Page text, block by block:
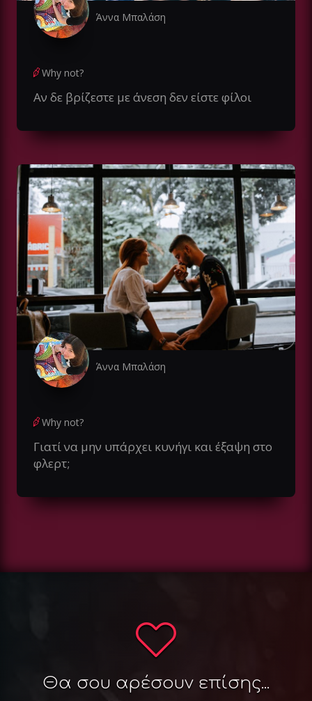
Άννα Μπαλάση
Why not?
Αν δε βρίζεστε με άνεση δεν είστε φίλοι
Άννα Μπαλάση
Why not?
Γιατί να μην υπάρχει κυνήγι και έξαψη στο
φλερτ;
Θα σου αρέσουν επίσης...